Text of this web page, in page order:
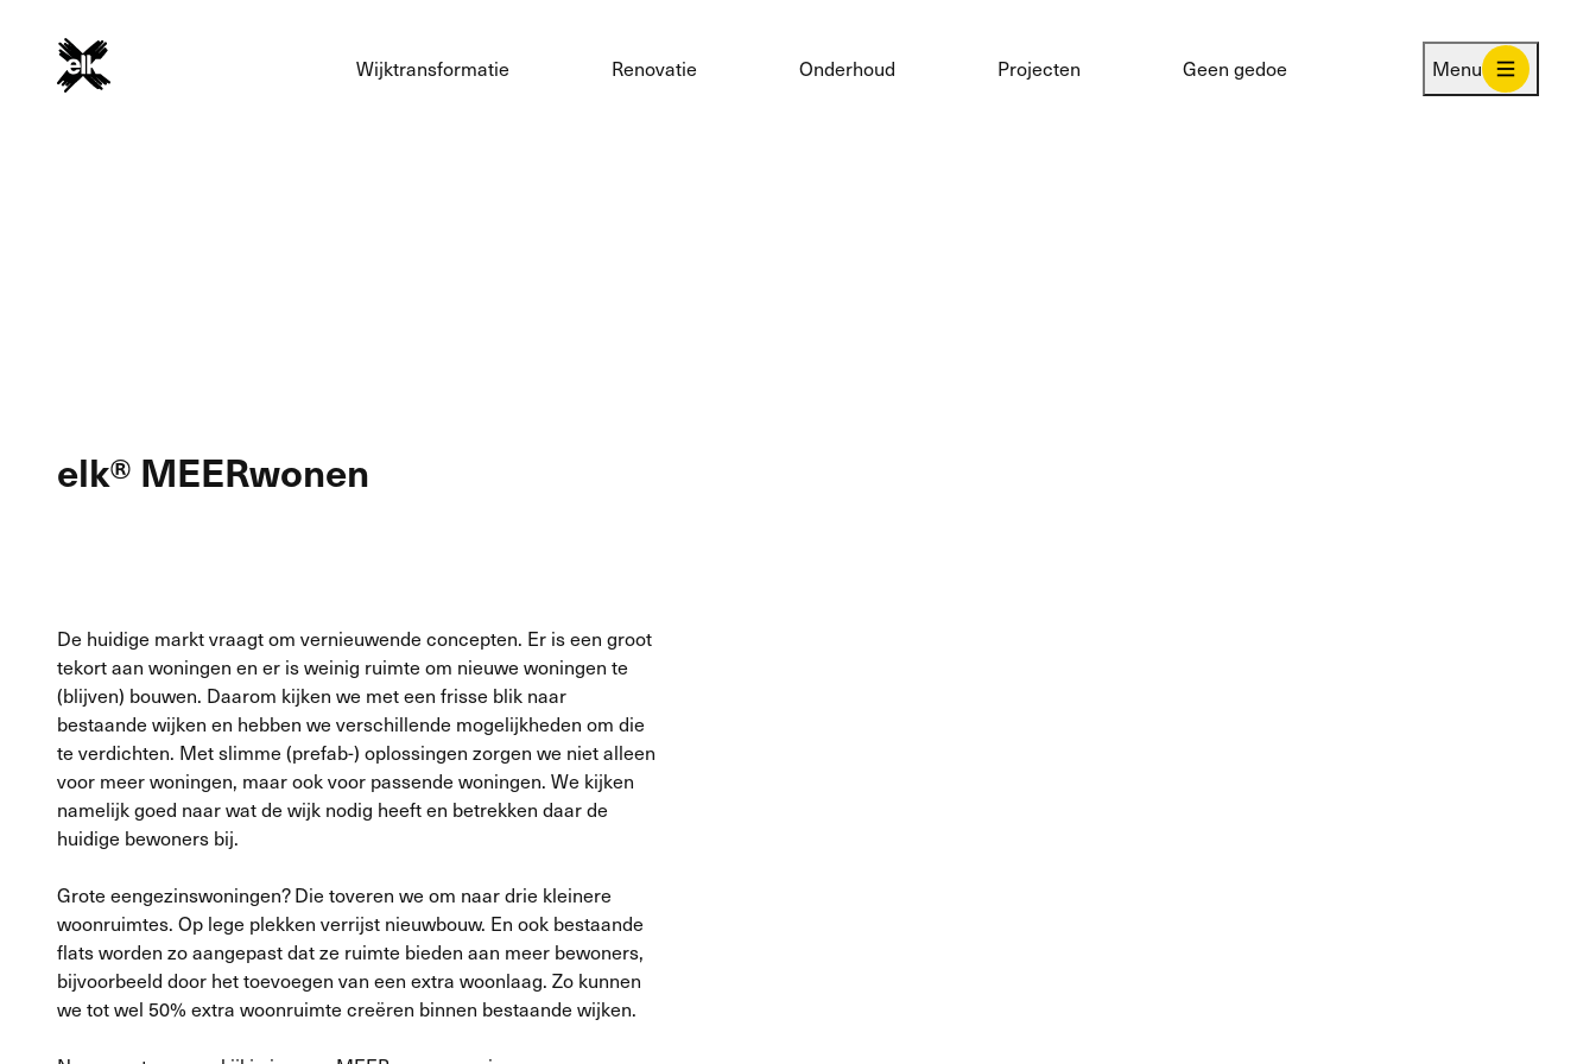
Wijktransformatie Renovatie Onderhoud Projecten Geen gedoe Menu
elk® MEERwonen
De huidige markt vraagt om vernieuwende concepten. Er is een groot
tekort aan woningen en er is weinig ruimte om nieuwe woningen te
(blijven) bouwen. Daarom kijken we met een frisse blik naar
bestaande wijken en hebben we verschillende mogelijkheden om die
te verdichten. Met slimme (prefab-) oplossingen zorgen we niet alleen
voor meer woningen, maar ook voor passende woningen. We kijken
namelijk goed naar wat de wijk nodig heeft en betrekken daar de
huidige bewoners bij.
Grote eengezinswoningen? Die toveren we om naar drie kleinere
woonruimtes. Op lege plekken verrijst nieuwbouw. En ook bestaande
flats worden zo aangepast dat ze ruimte bieden aan meer bewoners,
bijvoorbeeld door het toevoegen van een extra woonlaag. Zo kunnen
we tot wel 50% extra woonruimte creëren binnen bestaande wijken.